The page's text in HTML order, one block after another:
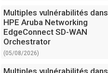
Multiples vulnérabilités dans
HPE Aruba Networking
EdgeConnect SD-WAN
Orchestrator
(05/08/2026)
Multiples vulnérabilités dans